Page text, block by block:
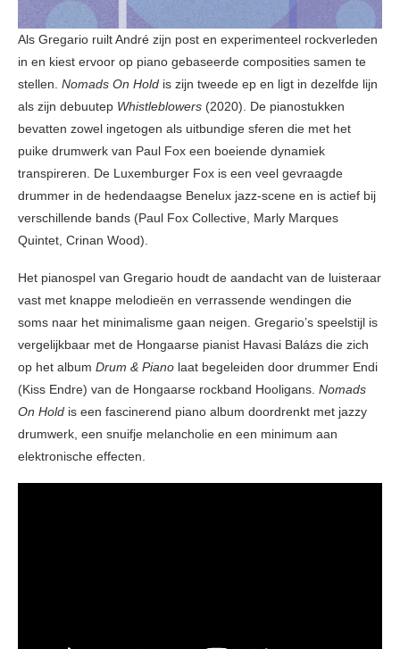
Als Gregario ruilt André zijn post en experimenteel rockverleden
in en kiest ervoor op piano gebaseerde composities samen te
stellen. Nomads On Hold is zijn tweede ep en ligt in dezelfde lijn
als zijn debuutep Whistleblowers (2020). De pianostukken
bevatten zowel ingetogen als uitbundige sferen die met het
puike drumwerk van Paul Fox een boeiende dynamiek
transpireren. De Luxemburger Fox is een veel gevraagde
drummer in de hedendaagse Benelux jazz-scene en is actief bij
verschillende bands (Paul Fox Collective, Marly Marques
Quintet, Crinan Wood).
Het pianospel van Gregario houdt de aandacht van de luisteraar
vast met knappe melodieën en verrassende wendingen die
soms naar het minimalisme gaan neigen. Gregario’s speelstijl is
vergelijkbaar met de Hongaarse pianist Havasi Balázs die zich
op het album Drum & Piano laat begeleiden door drummer Endi
(Kiss Endre) van de Hongaarse rockband Hooligans. Nomads
On Hold is een fascinerend piano album doordrenkt met jazzy
drumwerk, een snuifje melancholie en een minimum aan
elektronische effecten.